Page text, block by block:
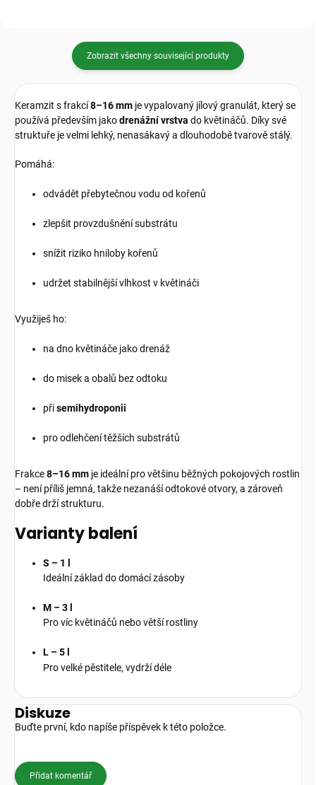
Zobrazit všechny související produkty
Keramzit s frakcí8–16 mm je vypalovaný jílový granulát, který se
používá především jakodrenážní vrstva do květináčů. Díky své
struktuře je velmi lehký, nenasákavý a dlouhodobě tvarově stálý.
Pomáhá:
odvádět přebytečnou vodu od kořenů
zlepšit provzdušnění substrátu
snížit riziko hniloby kořenů
udržet stabilnější vlhkost v květináči
Využiješ ho:
na dno květináče jako drenáž
do misek a obalů bez odtoku
přisemihydroponii
pro odlehčení těžších substrátů
Frakce8–16 mm je ideální pro většinu běžných pokojových rostlin
– není příliš jemná, takže nezanáší odtokové otvory, a zároveň
dobře drží strukturu.
Varianty balení
S – 1 l
Ideální základ do domácí zásoby
M – 3 l
Pro víc květináčů nebo větší rostliny
L – 5 l
Pro velké pěstitele, vydrží déle
Diskuze
Buďte první, kdo napíše příspěvek k této položce.
Přidat komentář